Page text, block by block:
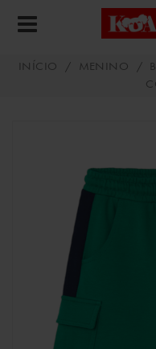
INÍCIO / MENINO /